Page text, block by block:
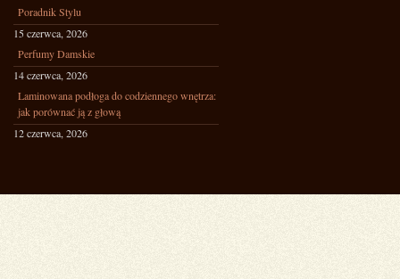
Poradnik Stylu
15 czerwca, 2026
Perfumy Damskie
14 czerwca, 2026
Laminowana podłoga do codziennego wnętrza:
jak porównać ją z głową
12 czerwca, 2026